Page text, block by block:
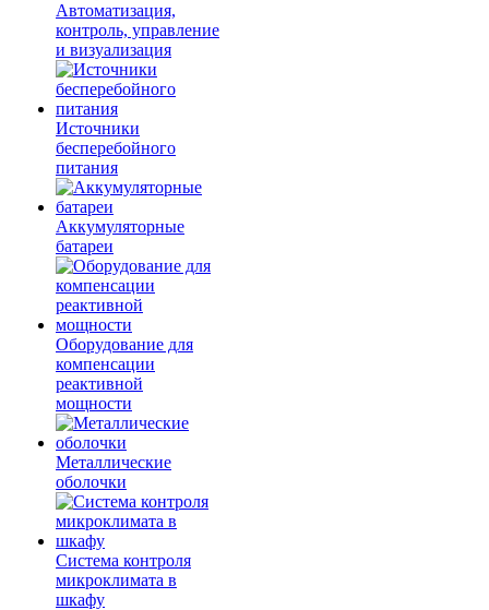
Автоматизация,
контроль, управление
и визуализация
Источники
бесперебойного
питания
Аккумуляторные
батареи
Оборудование для
компенсации
реактивной
мощности
Металлические
оболочки
Система контроля
микроклимата в
шкафу